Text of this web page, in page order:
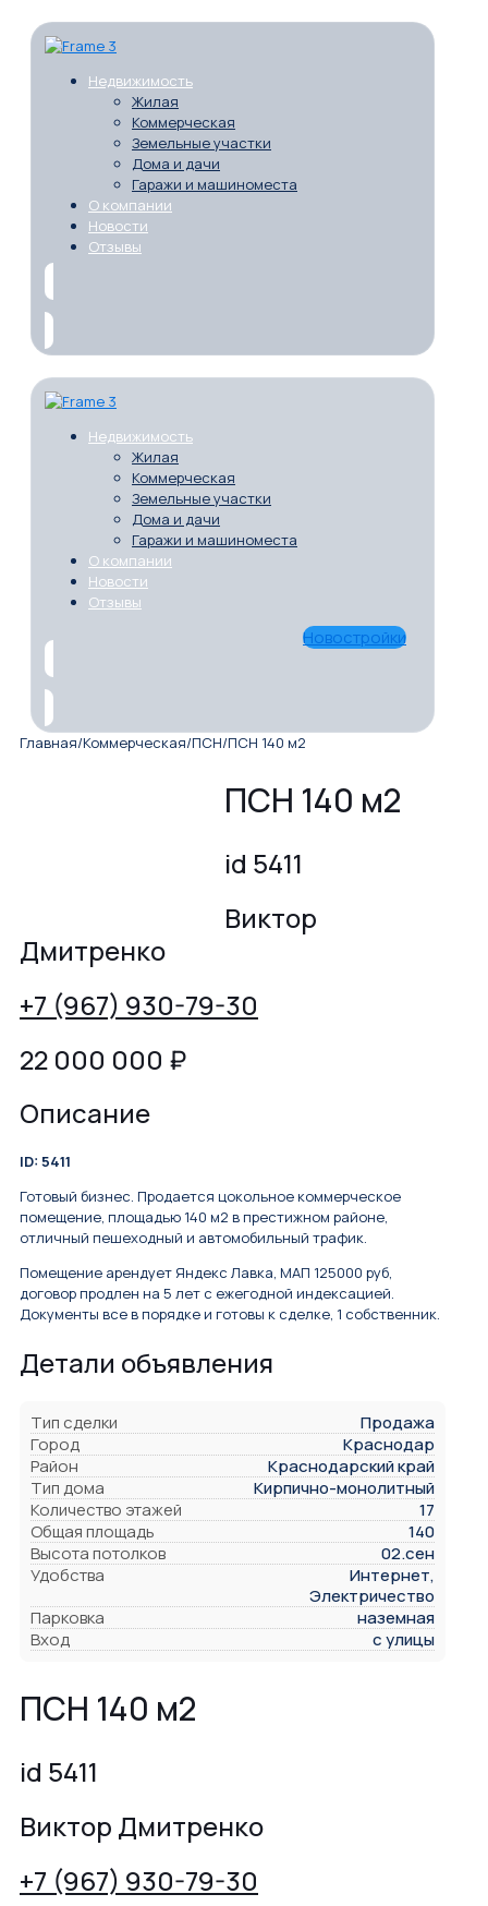
Недвижимость
Жилая
Коммерческая
Земельные участки
Дома и дачи
Гаражи и машиноместа
О компании
Новости
Отзывы
Недвижимость
Жилая
Коммерческая
Земельные участки
Дома и дачи
Гаражи и машиноместа
О компании
Новости
Отзывы
Новостройки
Главная/Коммерческая/ПСН/ПСН 140 м2
ПСН 140 м2
id 5411
Виктор
Дмитренко
+7 (967) 930-79-30
22 000 000 ₽
Описание
ID: 5411
Готовый бизнес. Продается цокольное коммерческое
помещение, площадью 140 м2 в престижном районе,
отличный пешеходный и автомобильный трафик.
Помещение арендует Яндекс Лавка, МАП 125000 руб,
договор продлен на 5 лет с ежегодной индексацией.
Документы все в порядке и готовы к сделке, 1 собственник.
Детали объявления
Тип сделки
Продажа
Город
Краснодар
Район
Краснодарский край
Тип дома
Кирпично-монолитный
Количество этажей
17
Общая площадь
140
Высота потолков
02.сен
Удобства
Интернет,
Электричество
Парковка
наземная
Вход
с улицы
ПСН 140 м2
id 5411
Виктор Дмитренко
+7 (967) 930-79-30